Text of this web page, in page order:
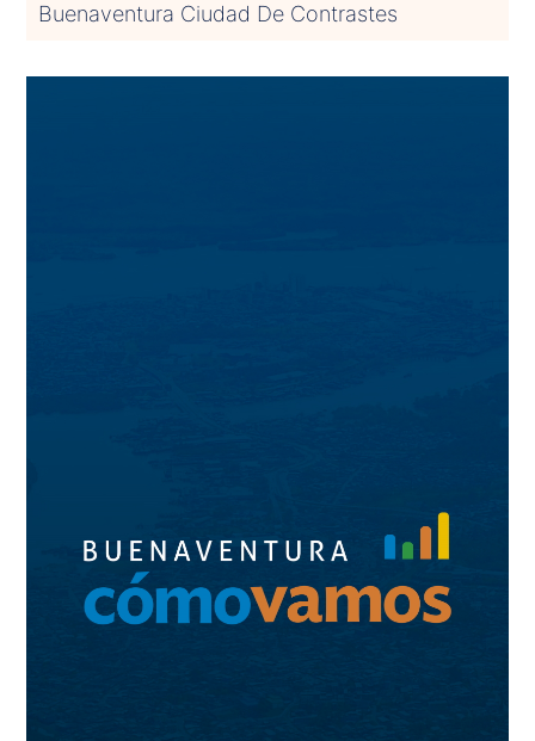
Buenaventura Ciudad De Contrastes